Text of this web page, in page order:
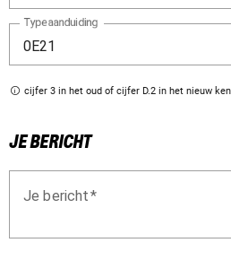
Typeaanduiding
cijfer 3 in het oud of cijfer D.2 in het nieuw
JE BERICHT
Je bericht